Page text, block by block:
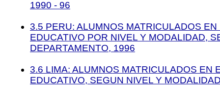
1990 - 96
3.5 PERU: ALUMNOS MATRICULADOS EN
EDUCATIVO POR NIVEL Y MODALIDAD,
DEPARTAMENTO, 1996
3.6 LIMA: ALUMNOS MATRICULADOS EN
EDUCATIVO, SEGUN NIVEL Y